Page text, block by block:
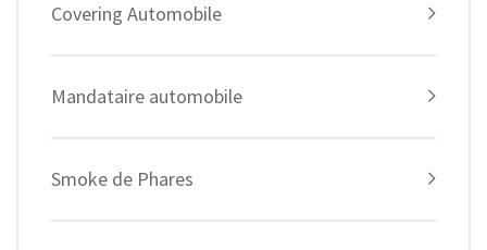
Covering Automobile
Mandataire automobile
Smoke de Phares